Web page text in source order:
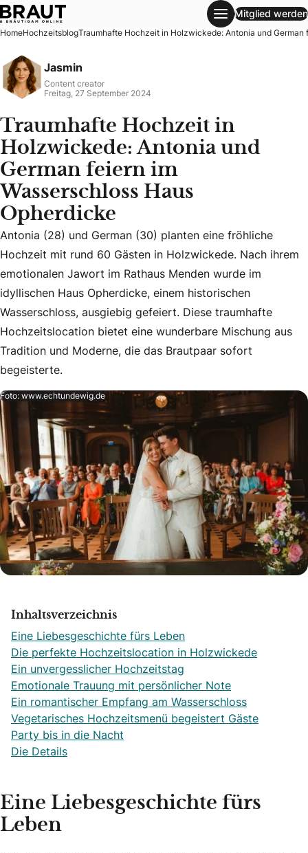
Traumhafte Hochzeit in Holzwickede: Antonia und
Mitglied werden
HomeHochzeitsblogTraumhafte Hochzeit in Holzwickede: Antonia und German
Jasmin
Content creator
Freitag, 27 September 2024
Traumhafte Hochzeit in
Holzwickede: Antonia und
German feiern im
Wasserschloss Haus
Opherdicke
Antonia (28) und German (30) planten eine fröhliche
Antonia (28) und German (30) planten eine fröhliche
Hochzeit mit rund 60 Gästen in Holzwickede. Nach ihrem
emotionalen Jawort im Rathaus Menden wurde im
idyllischen Haus Opherdicke, einem historischen
Wasserschloss, ausgiebig gefeiert. Diese traumhafte
Hochzeitslocation bietet eine wunderbare Mischung aus
Tradition und Moderne, die das Brautpaar sofort
begeisterte.
Foto: www.echtundewig.de
Inhaltsverzeichnis
Eine Liebesgeschichte fürs Leben
Die perfekte Hochzeitslocation in Holzwickede
Ein unvergesslicher Hochzeitstag
Emotionale Trauung mit persönlicher Note
Ein romantischer Empfang am Wasserschloss
Vegetarisches Hochzeitsmenü begeistert Gäste
Party bis in die Nacht
Die Details
Eine Liebesgeschichte fürs
Leben